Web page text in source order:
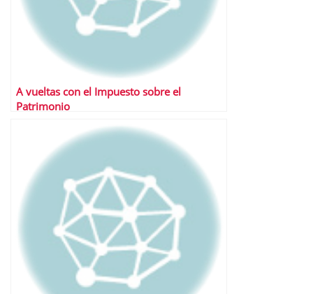
A vueltas con el Impuesto sobre el
Patrimonio